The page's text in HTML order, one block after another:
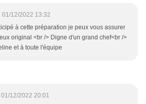
01/12/2022 13:32
à cette préparation je peux vous assurer
original <br /> Digne d'un grand chef<br />
et à toute l'équipe
01/12/2022 20:01